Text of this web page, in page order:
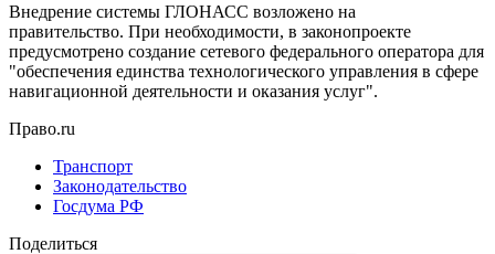
Внедрение системы ГЛОНАСС возложено на
правительство. При необходимости, в законопроекте
предусмотрено создание сетевого федерального оператора для
"обеспечения единства технологического управления в сфере
навигационной деятельности и оказания услуг".
Право.ru
Транспорт
Законодательство
Госдума РФ
Поделиться